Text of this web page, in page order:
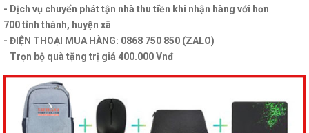
- Dịch vụ chuyển phát tận nhà thu tiền khi nhận hàng với hơn
700tỉnh thành, huyện xã
- ĐIỆN THOẠI MUA HÀNG: 0868 750 850 (ZALO)
Trọn bộ quà tặng trị giá 400.000 Vnđ